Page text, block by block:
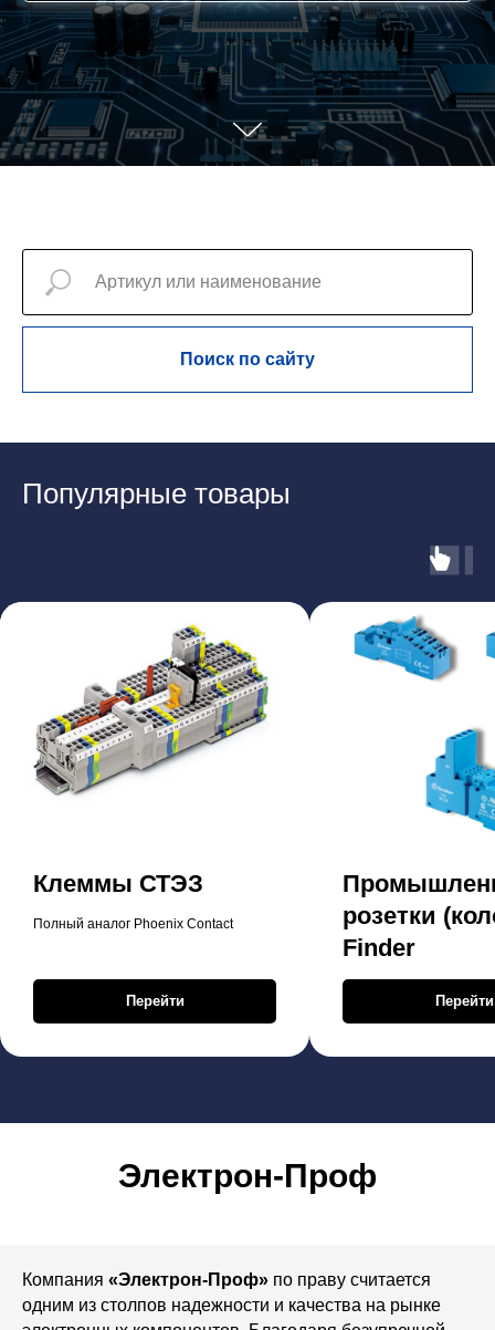
Поиск по сайту
Популярные товары
Клеммы СТЭЗ
Полный аналог Phoenix Contact
Перейти
розетки
Finder
Перейти
Электрон-Проф
Компания «Электрон-Проф» по праву считается
одним из столпов надежности и качества на рынке